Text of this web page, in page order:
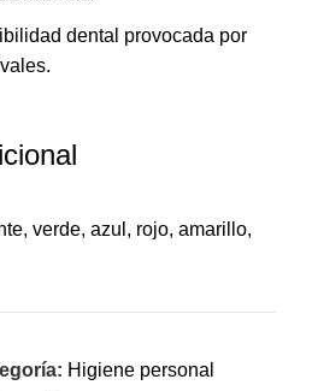
dental provocada por
verde, azul, rojo, amarillo,
Higiene personal